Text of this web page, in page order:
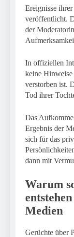
Ereignisse
veröffentlicht.
der
In offiziellen
keine Hinweise
verstorben ist.
Tod ihrer
Das
Ergebnis der
sich für das
dann mit
Warum
Medien
Gerüchte über